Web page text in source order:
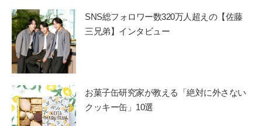
SNS総フォロワー数320万人超えの【佐藤
三兄弟】インタビュー
お菓子缶研究家が教える「絶対に外さない
クッキー缶」10選